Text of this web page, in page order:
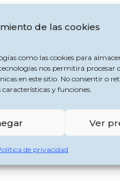
de las cookies
como las cookies para
nos permitirá procesar
en este sitio. No consentir o
y funciones.
Ver
de privacidad
calle Real y plaza
de atracciones
tarde.